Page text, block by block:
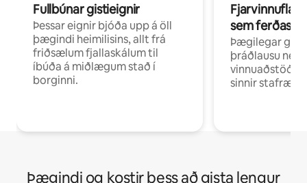
Fullbúnar gistieignir
Þessar eignir bjóða upp á öll
þægindi heimilisins, allt frá
friðsælum fjallaskálum til
íbúða á miðlægum stað í
borginni.
sem ferðast
Þægilegar
þráðlausu neti
vinnuaðstöðu
sinnir
Þægindi og kostir þess að gista lengur